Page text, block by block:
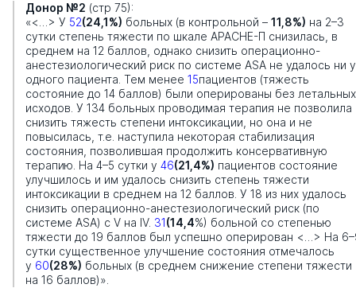
Донор №2 (стр 75):
«<…> У 52(24,1%) больных (в контрольной – 11,8%) на 2–3
сутки степень тяжести по шкале АРАСНЕ-П снизилась, в
среднем на 12 баллов, однако снизить операционно-
анестезиологический риск по системе ASA не удалось ни у
одного пациента. Тем менее 15пациентов (тяжесть
состояние до 14 баллов) были оперированы без летальных
исходов. У 134 больных проводимая терапия не позволила
снизить тяжесть степени интоксикации, но она и не
повысилась, т.е. наступила некоторая стабилизация
состояния, позволившая продолжить консервативную
терапию. На 4–5 сутки у 46(21,4%) пациентов состояние
улучшилось и им удалось снизить степень тяжести
интоксикации в среднем на 12 баллов. У 18 из них удалось
снизить операционно-анестезиологический риск (по
системе ASA) с V на IV. 31(14,4%) больной со степенью
тяжести до 19 баллов был успешно оперирован <…> На
сутки существенное улучшение состояния отмечалось
у 60(28%) больных (в среднем снижение степени тяжести
на 16 баллов)».